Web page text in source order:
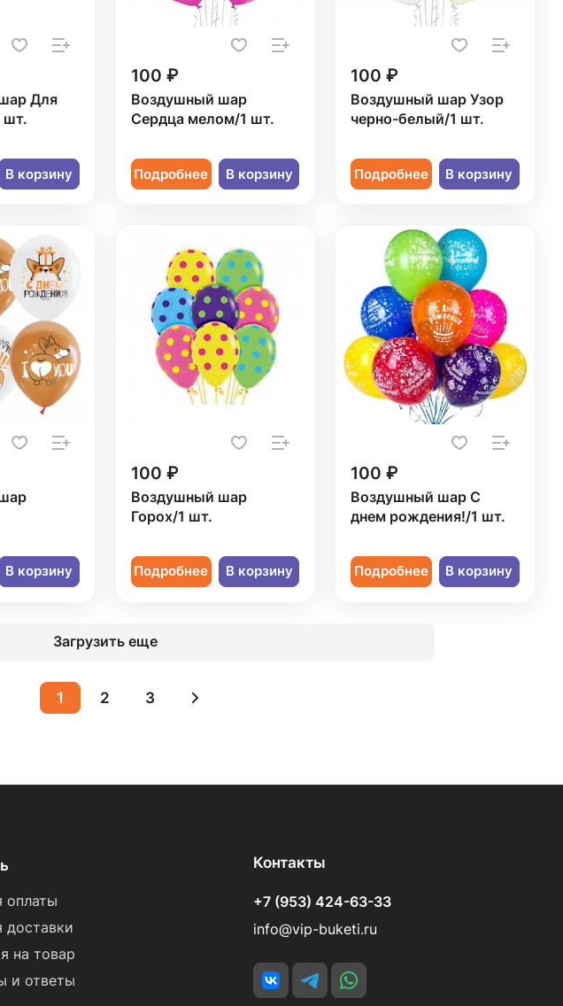
Для
шт.
В корзину
100 ₽
Воздушный шар
Сердца мелом/1 шт.
Подробнее В корзину
100 ₽
Воздушный шар Узор
черно-белый/1 шт.
Подробнее В корзину
В корзину
100 ₽
Воздушный шар
Горох/1 шт.
Подробнее В корзину
100 ₽
Воздушный шар С
днем рождения!/1 шт.
Подробнее В корзину
Загрузить еще
1 2 3
оплаты
доставки
на товар
и ответы
Контакты
+7 (953) 424-63-33
info@vip-buketi.ru